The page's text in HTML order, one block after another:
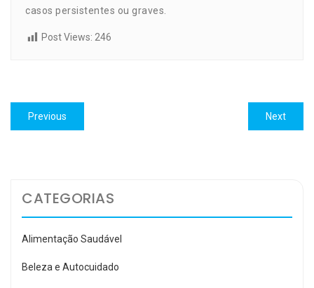
casos persistentes ou graves.
Post Views: 246
Navegação
de
Previous
post:
NextNext
post:
CATEGORIAS
Alimentação Saudável
Beleza e Autocuidado